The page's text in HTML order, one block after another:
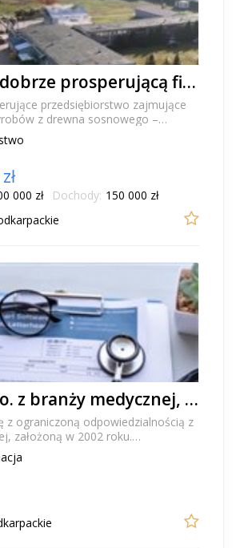
Sprzedam dobrze prosperującą firmę produkcyjną z innowacyjną infrastrukturą
przedsiębiorstwo zajmujące
z drewna sosnowego –
biznes na sprzedaż, działający
000 zł Dochody: 150 000 zł
Spółka z o.o. z branży medycznej, Rzeszów - kapitał zakładowy, 24 lata historii
z ograniczoną odpowiedzialnością z
założoną w 2002 roku.
jest aktywna spółka z o.o.